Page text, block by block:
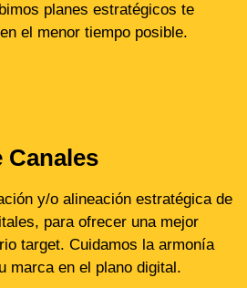
planes estratégicos te
el menor tiempo posible.
Canales
y/o alineación estratégica de
para ofrecer una mejor
target. Cuidamos la armonía
marca en el plano digital.